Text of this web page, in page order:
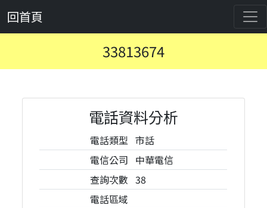
回首頁
33813674
電話資料分析
電話類型 市話
電信公司 中華電信
查詢次數 38
電話區域